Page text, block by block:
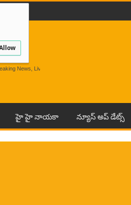
News, Live Andhra News From India And
హై హై నాయకా న్యూస్ అప్ డేట్స్